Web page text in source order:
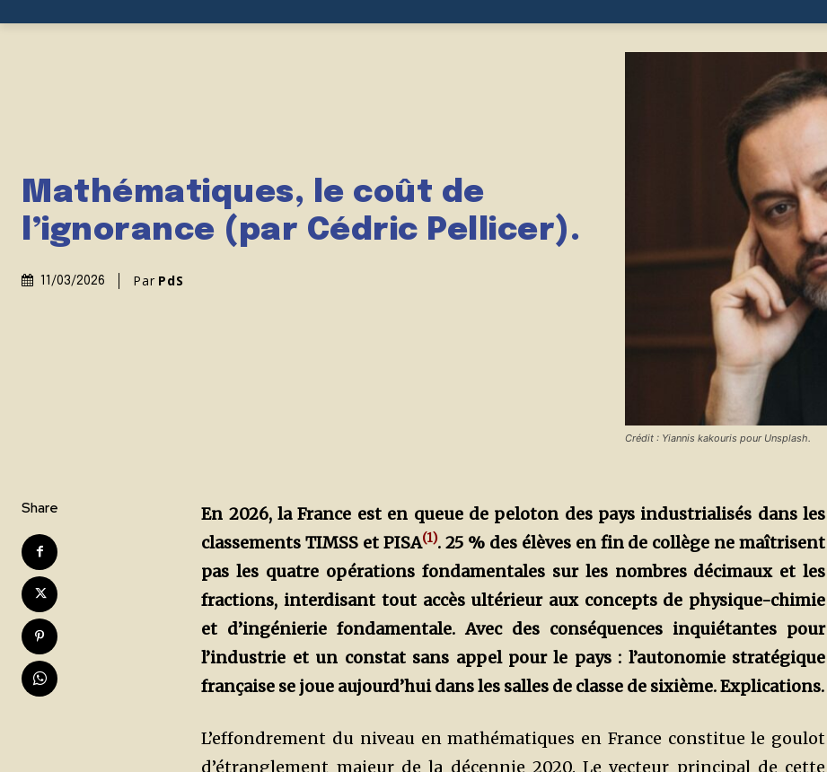
Mathématiques, le coût de
l’ignorance (par Cédric Pellicer).
11/03/2026 Par PdS
Crédit : Yiannis kakouris pour Unsplash.
Share
En 2026, la France est en queue de peloton des pays industrialisés dans les
classements TIMSS et PISA(1). 25 % des élèves en fin de collège ne maîtrisent
pas les quatre opérations fondamentales sur les nombres décimaux et les
fractions, interdisant tout accès ultérieur aux concepts de physique-chimie
et d’ingénierie fondamentale. Avec des conséquences inquiétantes pour
l’industrie et un constat sans appel pour le pays : l’autonomie stratégique
française se joue aujourd’hui dans les salles de classe de sixième.Explications.
L’effondrement du niveau en mathématiques en France constitue le goulot
d’étranglement majeur de la décennie 2020. Le vecteur principal de cette